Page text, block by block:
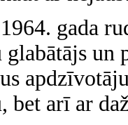
gada
glabātājs
bet arī ar